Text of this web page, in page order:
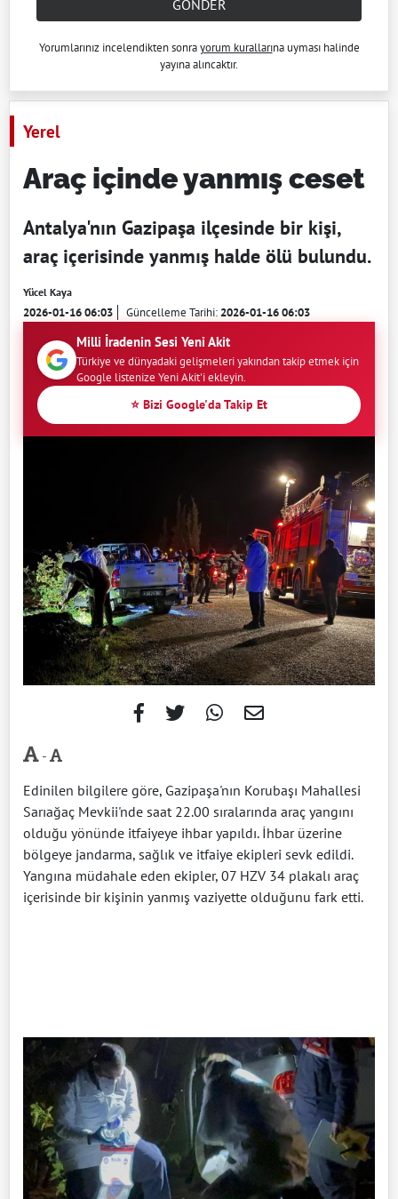
GÖNDER
Yorumlarınız incelendikten sonrayorum kurallarına uyması halinde
yayına alıncaktır.
Yerel
Araç içinde yanmış ceset
Antalya'nın Gazipaşa ilçesinde bir kişi,
araç içerisinde yanmış halde ölü bulundu.
Yücel Kaya
2026-01-16 06:03 Güncelleme Tarihi:2026-01-16 06:03
Milli İradenin Sesi Yeni Akit
Türkiye ve dünyadaki gelişmeleri yakından takip etmek için
Google listenize Yeni Akit'i ekleyin.
⭐ Bizi Google'da Takip Et
-
Edinilen bilgilere göre, Gazipaşa'nın Korubaşı Mahallesi
Sarıağaç Mevkii'nde saat 22.00 sıralarında araç yangını
olduğu yönünde itfaiyeye ihbar yapıldı. İhbar üzerine
bölgeye jandarma, sağlık ve itfaiye ekipleri sevk edildi.
Yangına müdahale eden ekipler, 07 HZV 34 plakalı araç
içerisinde bir kişinin yanmış vaziyette olduğunu fark etti.